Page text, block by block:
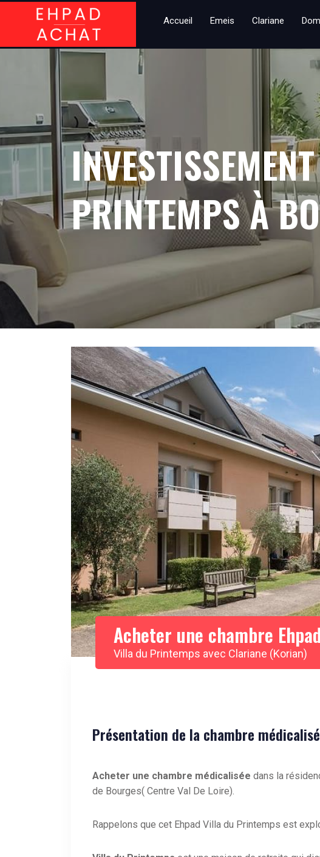
Accueil Emeis Clariane
PRINTEMPS À
Acheter une chambre Ehpad
Villa du Printemps avec Clariane (Korian)
Présentation de la chambre
Acheter une chambre médicalisée dans la
de Bourges( Centre Val De Loire).
Rappelons que cet Ehpad Villa du Printemps est